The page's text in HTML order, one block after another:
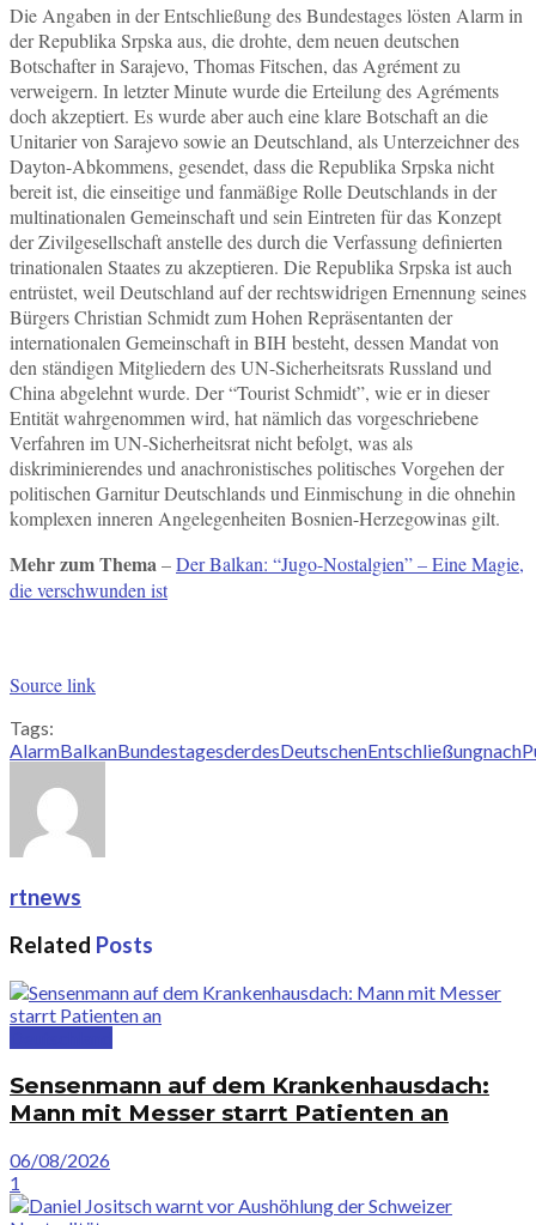
Die Angaben in der Entschließung des Bundestages lösten Alarm in
der Republika Srpska aus, die drohte, dem neuen deutschen
Botschafter in Sarajevo, Thomas Fitschen, das Agrément zu
verweigern. In letzter Minute wurde die Erteilung des Agréments
doch akzeptiert. Es wurde aber auch eine klare Botschaft an die
Unitarier von Sarajevo sowie an Deutschland, als Unterzeichner des
Dayton-Abkommens, gesendet, dass die Republika Srpska nicht
bereit ist, die einseitige und fanmäßige Rolle Deutschlands in der
multinationalen Gemeinschaft und sein Eintreten für das Konzept
der Zivilgesellschaft anstelle des durch die Verfassung definierten
trinationalen Staates zu akzeptieren. Die Republika Srpska ist auch
entrüstet, weil Deutschland auf der rechtswidrigen Ernennung seines
Bürgers Christian Schmidt zum Hohen Repräsentanten der
internationalen Gemeinschaft in BIH besteht, dessen Mandat von
den ständigen Mitgliedern des UN-Sicherheitsrats Russland und
China abgelehnt wurde. Der “Tourist Schmidt”, wie er in dieser
Entität wahrgenommen wird, hat nämlich das vorgeschriebene
Verfahren im UN-Sicherheitsrat nicht befolgt, was als
diskriminierendes und anachronistisches politisches Vorgehen der
politischen Garnitur Deutschlands und Einmischung in die ohnehin
komplexen inneren Angelegenheiten Bosnien-Herzegowinas gilt.
Mehr zum Thema–Der Balkan: “Jugo-Nostalgien” – Eine Magie,
die verschwunden ist
Source link
Tags:
AlarmBalkanBundestagesderdesDeutschenEntschließungnach
rtnews
Related Posts
Sensenmann auf dem Krankenhausdach:
Mann mit Messer starrt Patienten an
06/08/2026
1